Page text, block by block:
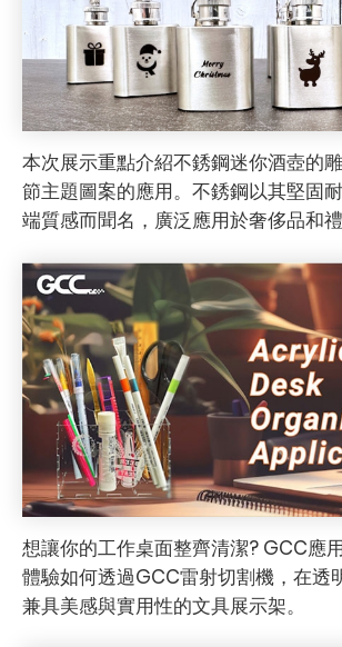
本次展示重點介紹不銹鋼迷你酒壺的
節主題圖案的應用。不銹鋼以其堅固
端質感而聞名，廣泛應用於奢侈品和禮
想讓你的工作桌面整齊清潔? GCC應
體驗如何透過GCC雷射切割機，在透
兼具美感與實用性的文具展示架。